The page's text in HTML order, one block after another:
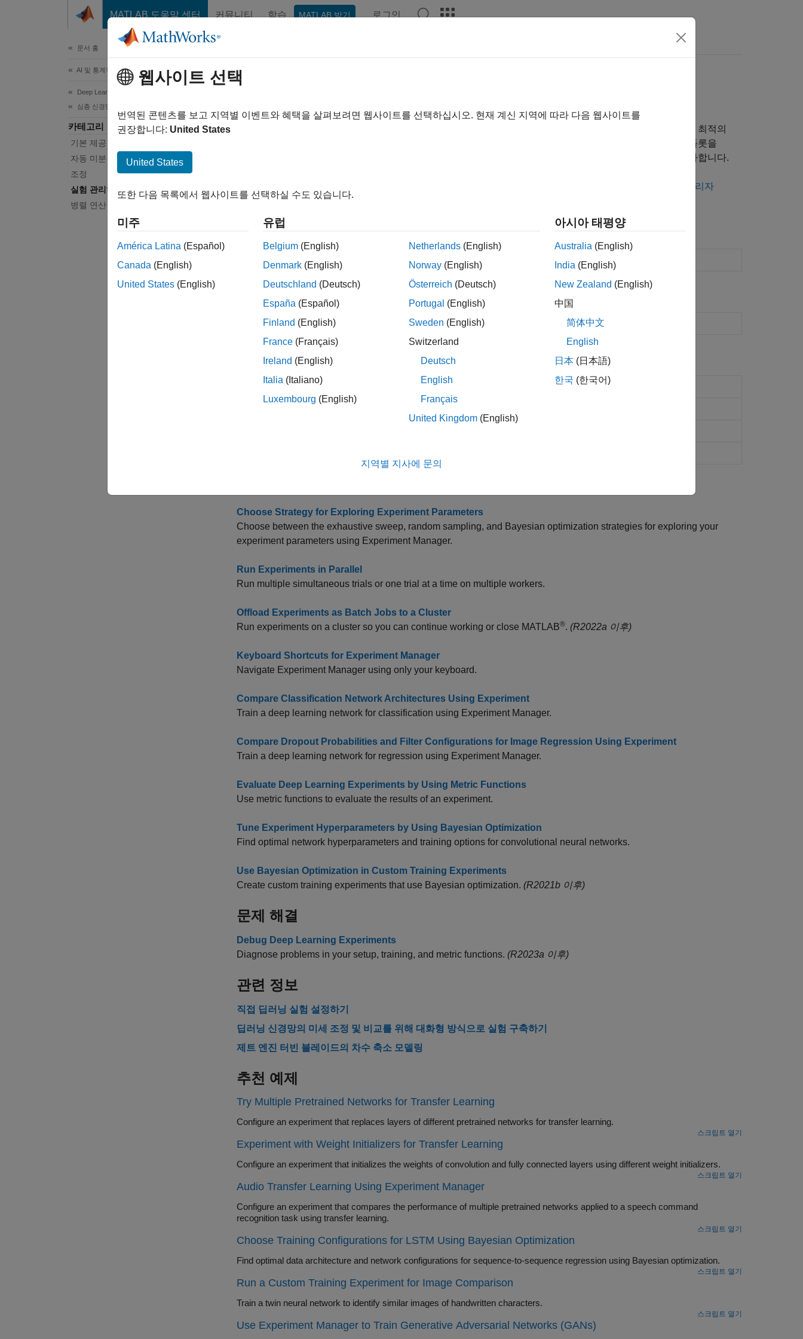
MATLAB 도움말 센터 커뮤니티 학습 MATLAB 받기 로그인
문서 홈
AI 및 통계학
Deep Learning Toolbox
심층 신경망 훈련시키기
카테고리
기본 제공 훈련
자동 미분을 사용한 사용자 지정 훈련
조정
실험 관리하기
병렬 연산 및 클라우드
실험 관리하기
여러 초기 조건하에서 신경망 훈련, 훈련 옵션을 대화형 방식으로 조정, 결과 평가
앱을 사용하면 일련의 하이퍼파라미터 값을 스윕하거나 베이즈 최적화를 사용하여 신경망에 대한 최적의
을 사용하거나 사용자 지정 훈련 함수를 정의합니다. 훈련 플롯을
사용하여 진행 상황을 모니터링합니다. 혼동행렬과 사용자 지정 메트릭 함수를 사용하여 훈련된 신경망을 평가합니다.
실험 관리자
항목을 참조하십시오.
앱
실험 관리자 딥러닝 신경망을 훈련시키고 비교하는 실험을 만들고 실행합니다.
experiments.Monitor Update results table and training plots for custom training experiments
함수
groupSubPlot Group metrics in experiment training plot
Choose Strategy for Exploring Experiment Parameters
Choose between the exhaustive sweep, random sampling, and Bayesian optimization strategies for exploring your
experiment parameters using Experiment Manager.
Run Experiments in Parallel
Run multiple simultaneous trials or one trial at a time on multiple workers.
Offload Experiments as Batch Jobs to a Cluster
Run experiments on a cluster so you can continue working or close MATLAB®. (R2022a 이후)
Keyboard Shortcuts for Experiment Manager
Navigate Experiment Manager using only your keyboard.
Compare Classification Network Architectures Using Experiment
Train a deep learning network for classification using Experiment Manager.
Compare Dropout Probabilities and Filter Configurations for Image Regression Using Experiment
Train a deep learning network for regression using Experiment Manager.
Evaluate Deep Learning Experiments by Using Metric Functions
Use metric functions to evaluate the results of an experiment.
Tune Experiment Hyperparameters by Using Bayesian Optimization
Find optimal network hyperparameters and training options for convolutional neural networks.
Use Bayesian Optimization in Custom Training Experiments
Create custom training experiments that use Bayesian optimization. (R2021b 이후)
문제 해결
Debug Deep Learning Experiments
Diagnose problems in your setup, training, and metric functions. (R2023a 이후)
관련 정보
직접 딥러닝 실험 설정하기
딥러닝 신경망의 미세 조정 및 비교를 위해 대화형 방식으로 실험 구축하기
제트 엔진 터빈 블레이드의 차수 축소 모델링
추천 예제
Try Multiple Pretrained Networks for Transfer Learning
Configure an experiment that replaces layers of different pretrained networks for transfer learning.
스크립트 열기
Experiment with Weight Initializers for Transfer Learning
Configure an experiment that initializes the weights of convolution and fully connected layers using different weight initializers.
스크립트 열기
Audio Transfer Learning Using Experiment Manager
Configure an experiment that compares the performance of multiple pretrained networks applied to a speech command
recognition task using transfer learning.
스크립트 열기
Choose Training Configurations for LSTM Using Bayesian Optimization
Find optimal data architecture and network configurations for sequence-to-sequence regression using Bayesian optimization.
스크립트 열기
Run a Custom Training Experiment for Image Comparison
Train a twin neural network to identify similar images of handwritten characters.
스크립트 열기
Use Experiment Manager to Train Generative Adversarial Networks (GANs)
웹사이트 선택
번역된 콘텐츠를 보고 지역별 이벤트와 혜택을 살펴보려면 웹사이트를 선택하십시오. 현재 계신 지역에 따라 다음 웹사이트를
권장합니다: United States
United States
또한 다음 목록에서 웹사이트를 선택하실 수도 있습니다.
미주
América Latina (Español)
Canada (English)
United States (English)
유럽
Belgium (English)
Denmark (English)
Deutschland (Deutsch)
España (Español)
Finland (English)
France (Français)
Ireland (English)
Italia (Italiano)
Luxembourg (English)
Netherlands (English)
Norway (English)
Österreich (Deutsch)
Portugal (English)
Sweden (English)
Switzerland
Deutsch
English
Français
United Kingdom (English)
아시아 태평양
Australia (English)
India (English)
New Zealand (English)
中国
简体中文
English
日本 (日本語)
한국 (한국어)
지역별 지사에 문의